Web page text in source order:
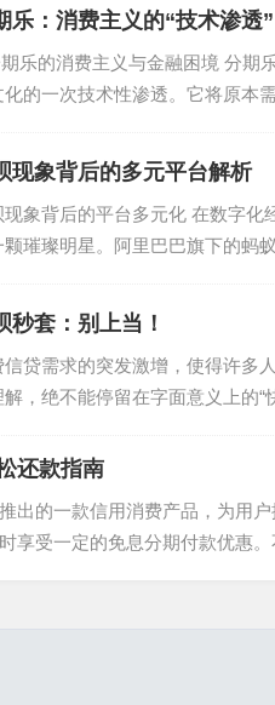
乐：消费主义的“技术渗透”
乐的消费主义与金融困境 分期
化的一次技术性渗透。它将原本
现象背后的多元平台解析
现象背后的平台多元化 在数字化
颗璀璨明星。阿里巴巴旗下的蚂
秒套：别上当！
信贷需求的突发激增，使得许多
解，绝不能停留在字面意义上的“
还款指南
出的一款信用消费产品，为用
享受一定的免息分期付款优惠